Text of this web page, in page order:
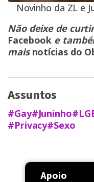
Novinho da ZL e
Não deixe de
Facebook e
mais notícias do
Assuntos
#Gay#Juninho
#Privacy#Sexo
Apoio